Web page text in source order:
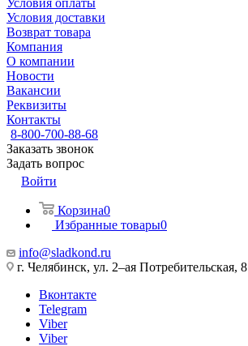
Условия оплаты
Условия доставки
Возврат товара
Компания
О компании
Новости
Вакансии
Реквизиты
Контакты
8-800-700-88-68
Заказать звонок
Задать вопрос
Войти
Корзина0
Избранные товары0
info@sladkond.ru
г. Челябинск, ул. 2–ая Потребительская, 8
Вконтакте
Telegram
Viber
Viber